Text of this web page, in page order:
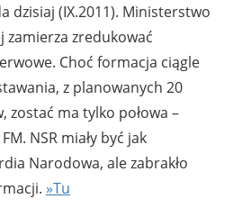
dzisiaj (IX.2011). Ministerstwo
zredukować
Choć formacja ciągle
z planowanych 20
zostać ma tylko połowa –
NSR miały być jak
Narodowa, ale zabrakło
»Tu